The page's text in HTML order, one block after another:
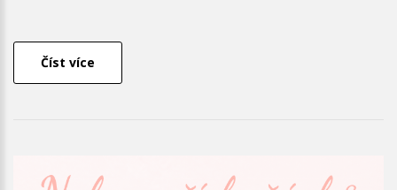
Číst více